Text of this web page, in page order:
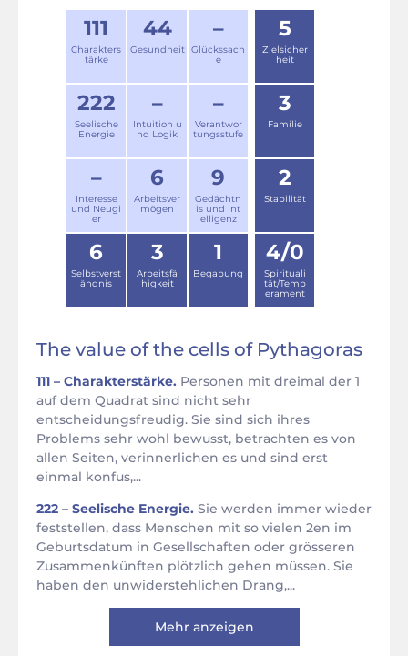
111
Charakters
tärke
44
Gesundheit
–
Glückssach
e
222
Seelische
Energie
–
Intuition u
nd Logik
–
Verantwor
tungsstufe
–
Interesse
und Neugi
er
6
Arbeitsver
mögen
9
Gedächtn
is und Int
elligenz
5
Zielsicher
heit
3
Familie
2
Stabilität
6
Selbstverst
ändnis
3
Arbeitsfä
higkeit
1
Begabung
4/0
Spirituali
tät/Temp
erament
The value of the cells of Pythagoras
111 – Charakterstärke. Personen mit dreimal der 1
auf dem Quadrat sind nicht sehr
entscheidungsfreudig. Sie sind sich ihres
Problems sehr wohl bewusst, betrachten es von
allen Seiten, verinnerlichen es und sind erst
einmal konfus,...
222 – Seelische Energie. Sie werden immer wieder
feststellen, dass Menschen mit so vielen 2en im
Geburtsdatum in Gesellschaften oder grösseren
Zusammenkünften plötzlich gehen müssen. Sie
haben den unwiderstehlichen Drang,...
Mehr anzeigen